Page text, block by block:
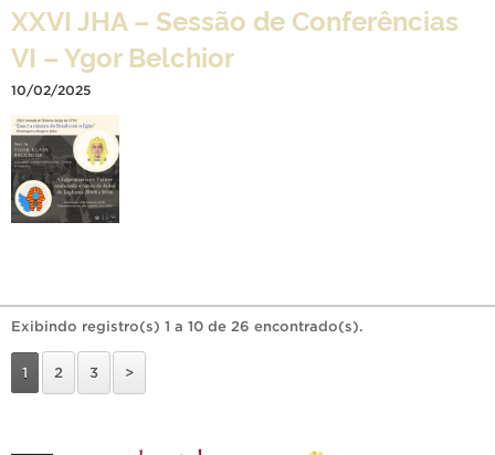
XXVI JHA – Sessão de Conferências
VI – Ygor Belchior
10/02/2025
Exibindo registro(s) 1 a 10 de 26 encontrado(s).
1 2 3 >